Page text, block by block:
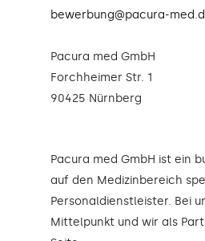
bewerbung@pacura-
Pacura med GmbH
Forchheimer Str. 1
90425 Nürnberg
Pacura med GmbH ist ein
auf den Medizinbereich
Personaldienstleister. Bei
Mittelpunkt und wir als